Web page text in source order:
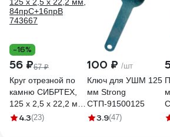
-16%
56 ₽67 ₽
Круг отрезной по
камню СИБРТЕХ,
125 х 2,5 х 22,2 мм,
84прC+16прB
4.3(23)
100 ₽ /шт
Ключ для УШМ 125
мм Strong
СТП-91500125
3.9(47)